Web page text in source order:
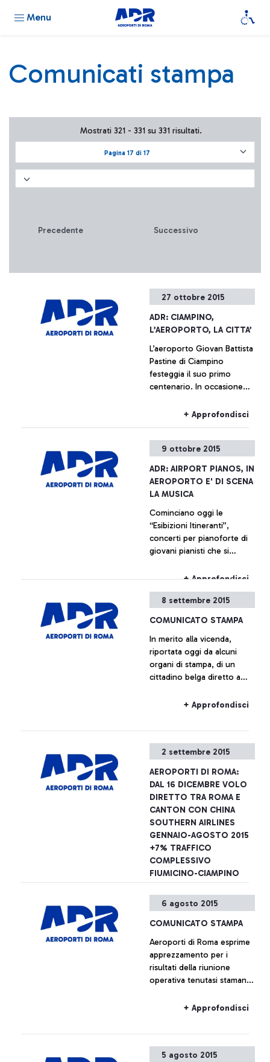
Menu
Comunicati stampa
Pagina 17 di 17
Mostrati 321 - 331 su 331 risultati.
Precedente Successivo
27 ottobre 2015
ADR: CIAMPINO,
L’AEROPORTO, LA CITTA’
L’aeroporto Giovan Battista
Pastine di Ciampino
festeggia il suo primo
centenario. In occasione
prossimo 27 ottobre fino al
con il Comune di Ciampino
di varia natura, la storia
dell’aeroporto che è anche,
e indissolubilmente, la
storia della città che lo
+ Approfondisci
9 ottobre 2015
ADR: AIRPORT PIANOS, IN
AEROPORTO E' DI SCENA
LA MUSICA
Cominciano oggi le
“Esibizioni Itineranti”,
concerti per pianoforte di
giovani pianisti che si
dell’aeroporto Leonardo da
+ Approfondisci
8 settembre 2015
COMUNICATO STAMPA
In merito alla vicenda,
riportata oggi da alcuni
organi di stampa, di un
cittadino belga diretto a
salito a bordo dell’aereo
regolamenti europei e del
+ Approfondisci
2 settembre 2015
AEROPORTI DI ROMA:
DAL 16 DICEMBRE VOLO
DIRETTO TRA ROMA E
CANTON CON CHINA
SOUTHERN AIRLINES
GENNAIO-AGOSTO 2015
+7% TRAFFICO
COMPLESSIVO
FIUMICINO-CIAMPINO
- insieme a China Southern
nuovo collegamento tra
l’aeroporto Leonardo Da
Vinci e le città di Canton e
Wuhan.
+ Approfondisci
6 agosto 2015
COMUNICATO STAMPA
Aeroporti di Roma esprime
apprezzamento per i
risultati della riunione
operativa tenutasi stamane
dell’Enac, alla quale erano
Alitalia e Enav.
+ Approfondisci
5 agosto 2015